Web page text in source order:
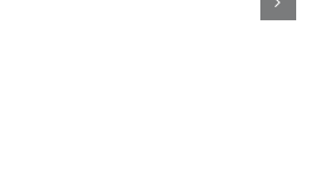
Gerner-